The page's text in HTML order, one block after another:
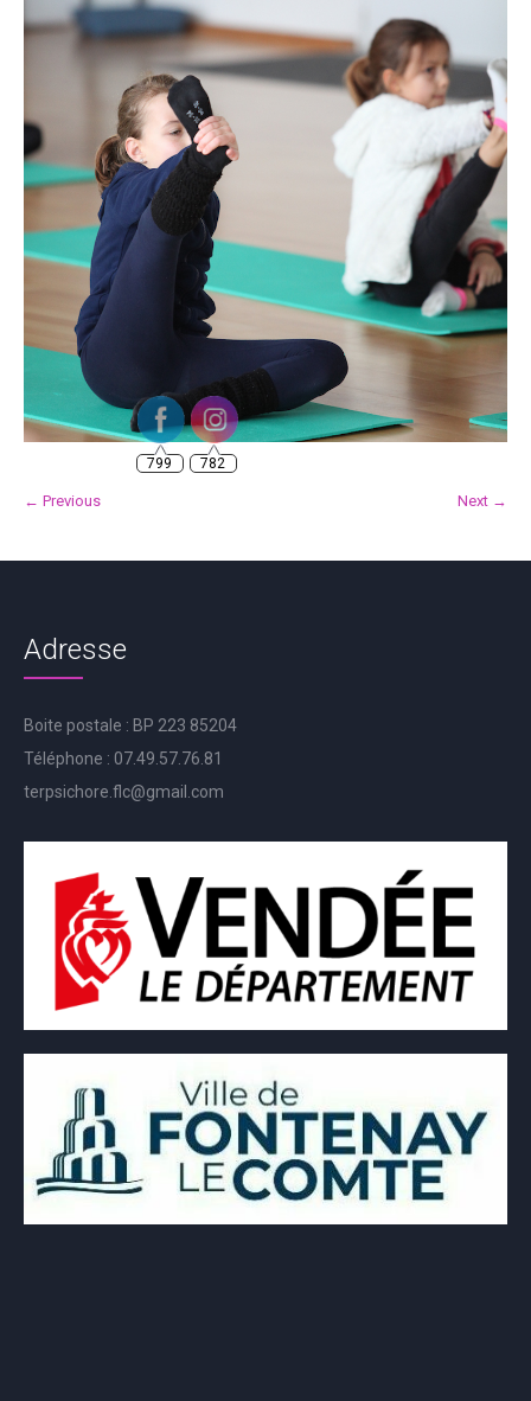
← Previous Next →
Adresse
Boite postale : BP 223 85204
Téléphone : 07.49.57.76.81
terpsichore.flc@gmail.com
799 782